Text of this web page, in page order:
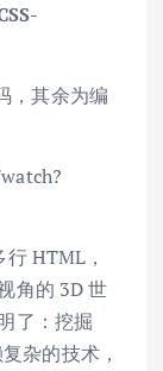
，其余为编
HTML，
角的 3D 世
了：挖掘
杂的技术，